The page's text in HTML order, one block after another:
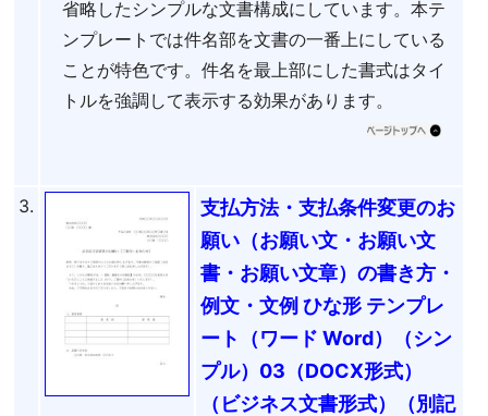
省略したシンプルな文書構成にしています。本テ
ンプレートでは件名部を文書の一番上にしている
ことが特色です。件名を最上部にした書式はタイ
トルを強調して表示する効果があります。
3.
支払方法・支払条件変更のお
願い（お願い文・お願い文
書・お願い文章）の書き方・
例文・文例 ひな形 テンプレ
ート（ワード Word）（シン
プル）03（DOCX形式）
（ビジネス文書形式）（別記